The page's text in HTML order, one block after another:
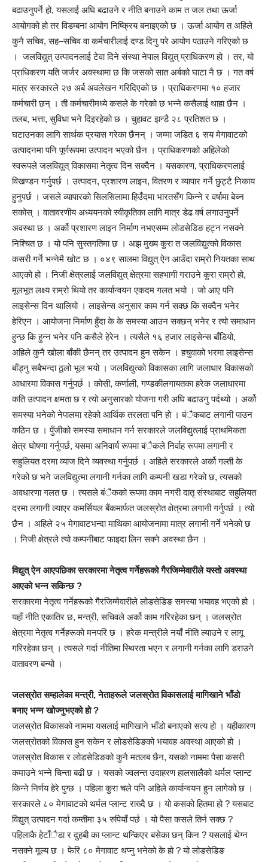
बढाउनुपर्ने हो, यसलाई अघि बढाउने र नीति बनाउने काम त जल तथा ऊर्जा
आयोगको हो तर विडम्बना आयोग निष्क्रिय बनाइएको छ । ऊर्जा आयोग त अहिले
कुनै सचिव, सह–सचिव वा कर्मचारीलाई दण्ड दिनु परे आयोग पठाउने गरिएको छ
। जलविद्युत् उत्पादनलाई टेवा दिने संस्था नेपाल विद्युत् प्राधिकरण हो । तर, यो
प्राधिकरण यति जर्जर अवस्थामा छ कि जसको सात अर्बको घाटा नै छ । गत वर्ष
मात्र सरकारले २७ अर्ब अवलेखन गरिदिएको छ । प्राधिकरणमा १० हजार
कर्मचारी छन् । ती कर्मचारीमध्ये कसले के गरेको छ भन्ने कसैलाई थाहा छैन ।
तलब, भत्ता, सुविधा भने दिइरहेको छ । चुहावट झन्डै २८ प्रतिशत छ ।
घटाउनका लागि सार्थक प्रयास गरेका छैनन् । जम्मा जडित ६ सय मेगावाटको
उत्पादनमा पनि पूर्णरूपमा उत्पादन भएको छैन । प्राधिकरणको अहिलेको
स्वरूपले जलविद्युत् विकासमा नेतृत्व दिन सक्दैन । यसकारण, प्राधिकरणलाई
विखण्डन गर्नुपर्छ । उत्पादन, प्रशारण लाइन, वितरण र व्यापार गर्ने छुट्टै निकाय
हुनुपर्छ । जसले व्यापारको सिलसिलामा हिउँदमा भारतसँग किन्ने र वर्षामा बेच्न
सकोस् । वातावरणीय अध्ययनको स्वीकृतिका लागि मात्र डेढ वर्ष लगाउनुपर्ने
अवस्था छ । अर्को प्रशारण लाइन निर्माण नभएसम्म लोडसेडिङ हट्न नसक्ने
निश्चित छ । यो पनि सुस्तगतिमा छ । अझ मुख्य कुरा त जलविद्युत्को विकास
कसरी गर्ने भन्नेमै खोट छ । ०४९ सालमा विद्युत् ऐन आउँदा राम्रो नियतका साथ
आएको हो । निजी क्षेत्रलाई जलविद्युत् क्षेत्रमा सहभागी गराउने कुरा राम्रो हो,
मूलभूत लक्ष्य राम्रो थियो तर कार्यान्वयन एकदम गलत भयो । जो आए पनि
लाइसेन्स दिन थालियो । लाइसेन्स अनुसार काम गर्न सक्छ कि सक्दैन भनेर
हेरिएन । आयोजना निर्माण हुँदा के के समस्या आउन सक्छन् भनेर र त्यो समाधान
हुन्छ कि हुन्न भनेर पनि कसैले हेरेन । त्यसैले १६ हजार लाइसेन्स बाँडियो,
अहिले कुनै खोला बाँकी छैनन् तर उत्पादन हुन सकेन । हचुवाको भरमा लाइसेन्स
बाँड्नु सबैभन्दा ठूलो भूल भयो । जलविद्युत्को विकासका लागि जलाधार विकासको
आधारमा विकास गर्नुपर्छ । कोसी, कर्णाली, गण्डकीलगायतका हरेक जलाधारमा
कति उत्पादन क्षमता छ र त्यो अनुसारको योजना गरी अघि बढाउनु पर्दथ्यो । अर्को
समस्या भनेको नेपालमा रहेको आर्थिक तरलता पनि हो । बंैकबाट लगानी पाउन
कठिन छ । पुँजीको समस्या समाधान गर्न सरकारले जलविद्युत्लाई प्राथमिकता
क्षेत्र घोषणा गर्नुपर्छ, यसमा अनिवार्य रूपमा बंैकले निर्वाह रूपमा लगानी र
सहुलियत दरमा व्याज दिने व्यवस्था गर्नुपर्छ । अहिले सरकारले अर्को गल्ती के
गरेको छ भने जलविद्युत्मा लगानी गर्नका लागि कम्पनी खडा गरेको छ, त्यसको
अवधारणा गलत छ । त्यसले बंैकको रूपमा काम नगरी दातृ संस्थाबाट सहुलियत
दरमा लगानी ल्याएर कमर्सियल बैंकमार्फत जलस्रोत क्षेत्रमा लगानी गर्नुपर्छ । त्यो
छैन । अहिले २५ मेगावाटभन्दा माथिका आयोजनामा मात्र लगानी गर्ने भनेको छ
। निजी क्षेत्रले त्यो कम्पनीबाट फाइदा लिन सक्ने अवस्था छैन ।
विद्युत् ऐन आएपछिका सरकारमा नेतृत्व गर्नेहरूको गैरजिम्मेवारीले यस्तो अवस्था
आएको भन्न सकिन्छ ?
सरकारमा नेतृत्व गर्नेहरूको गैरजिम्मेवारीले लोडसेडिङ समस्या भयावह भएको हो ।
यहाँ नीति एकातिर छ, मन्त्री, सचिवले अर्को काम गरिरहेका छन् । जलस्रोत
क्षेत्रमा नेतृत्व गर्नेहरूको मनपरि छ । हरेक मन्त्रीले नयाँ नीति ल्याउने र लागू
गरिरहेका छन् । त्यसले गर्दा नीतिमा स्थिरता भएन र लगानी गर्नका लागि डराउने
वातावरण बन्यो ।
जलस्रोत सम्हालेका मन्त्री, नेताहरूले जलस्रोत विकासलाई मागिखाने भाँडो
बनाए भन्न खोज्नुभएको हो ?
जलस्रोत विकासको नाममा यसलाई मागिखाने भाँडो बनाएको सत्य हो । यहीकारण
जलस्रोतको विकास हुन सकेन र लोडसेडिङको भयावह अवस्था आएको हो ।
जलस्रोत विकास र लोडसेडिङको कुनै मतलब छैन, यसको नाममा पैसा कसरी
कमाउने भन्ने चिन्ता बढी छ । यसको ज्वलन्त उदाहरण हालसालैको थर्मल प्लान्ट
किन्ने निर्णय हेरे पुग्छ । पहिला कुरा चले पनि अहिले कार्यान्वयन हुन लागेको छ ।
सरकारले ८० मेगावाटको थर्मल प्लान्ट राख्दै छ । यो कसको हितमा हो ? यसबाट
विद्युत् उत्पादन गर्दा कम्तीमा ३५ रुपियाँ पर्छ । यो पैसा कसले तिर्न सक्छ ?
पहिलाकै हेटाँैडा र दुहबी का प्लान्ट थन्किएर बसेका छन् किन ? यसलाई थेग्न
नसक्ने मूल्य छ । फेरि ८० मेगावाट थप्नु भनेको के हो ? यो लोडसेडिङ